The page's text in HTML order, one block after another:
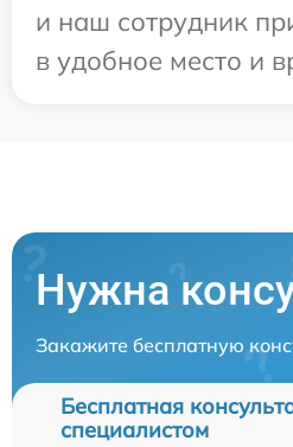
и наш сотрудник
в удобное место и
Нужна
Закажите бесплатную
Бесплатная
специалистом